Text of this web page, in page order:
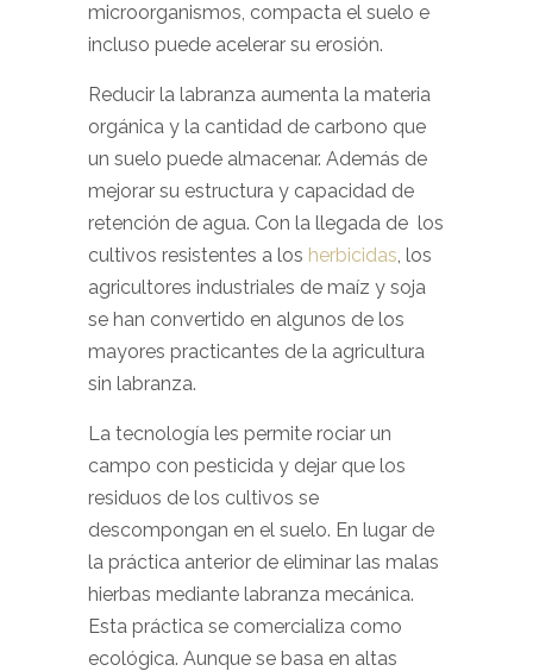
microorganismos, compacta el suelo e
incluso puede acelerar su erosión.
Reducir la labranza aumenta la materia
orgánica y la cantidad de carbono que
un suelo puede almacenar. Además de
mejorar su estructura y capacidad de
retención de agua. Con la llegada de los
cultivos resistentes a los herbicidas, los
agricultores industriales de maíz y soja
se han convertido en algunos de los
mayores practicantes de la agricultura
sin labranza.
La tecnología les permite rociar un
campo con pesticida y dejar que los
residuos de los cultivos se
descompongan en el suelo. En lugar de
la práctica anterior de eliminar las malas
hierbas mediante labranza mecánica.
Esta práctica se comercializa como
ecológica. Aunque se basa en altas